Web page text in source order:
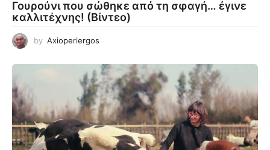
Γουρούνι που σώθηκε από τη σφαγή… έγινε
καλλιτέχνης! (Βίντεο)
by Axioperiergos